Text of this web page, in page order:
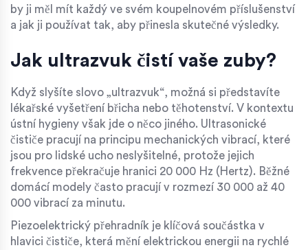
by ji měl mít každý ve svém koupelnovém příslušenství
a jak ji používat tak, aby přinesla skutečné výsledky.
Jak ultrazvuk čistí vaše zuby?
Když slyšíte slovo „ultrazvuk“, možná si představíte
lékařské vyšetření břicha nebo těhotenství. V kontextu
ústní hygieny však jde o něco jiného. Ultrasonické
čističe pracují na principu mechanických vibrací, které
jsou pro lidské ucho neslyšitelné, protože jejich
frekvence překračuje hranici 20 000 Hz (Hertz). Běžné
domácí modely často pracují v rozmezí 30 000 až 40
000 vibrací za minutu.
Piezoelektrický přehradník je klíčová součástka v
hlavici čističe, která mění elektrickou energii na rychlé